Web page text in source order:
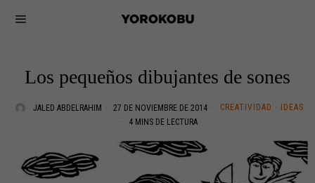
Los pequeños dibujantes de sones
JALED ABDELRAHIM 27 DE NOVIEMBRE DE 2014 CREATIVIDAD ·
IDEAS
4 MINS DE LECTURA